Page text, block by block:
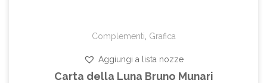
Complementi Grafica
Aggiungi a lista nozze
Carta della Luna Bruno Munari